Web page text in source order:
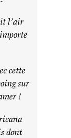
l’air
cette
sur
!
dont